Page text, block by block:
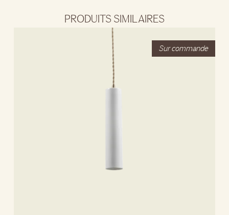
PRODUITS SIMILAIRES